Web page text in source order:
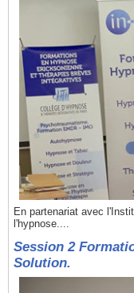
En partenariat avec
l'hypnose....
Session 2
Solution.